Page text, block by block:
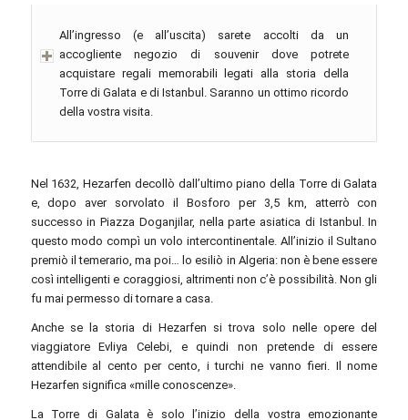
All’ingresso (e all’uscita) sarete accolti da un
accogliente negozio di souvenir dove potrete
acquistare regali memorabili legati alla storia della
Torre di Galata e di Istanbul. Saranno un ottimo ricordo
della vostra visita.
Nel 1632, Hezarfen decollò dall’ultimo piano della Torre di Galata
e, dopo aver sorvolato il Bosforo per 3,5 km, atterrò con
successo in Piazza Doganjilar, nella parte asiatica di Istanbul. In
questo modo compì un volo intercontinentale. All’inizio il Sultano
premiò il temerario, ma poi… lo esiliò in Algeria: non è bene essere
così intelligenti e coraggiosi, altrimenti non c’è possibilità. Non gli
fu mai permesso di tornare a casa.
Anche se la storia di Hezarfen si trova solo nelle opere del
viaggiatore Evliya Celebi, e quindi non pretende di essere
attendibile al cento per cento, i turchi ne vanno fieri. Il nome
Hezarfen significa «mille conoscenze».
La Torre di Galata è solo l’inizio della vostra emozionante